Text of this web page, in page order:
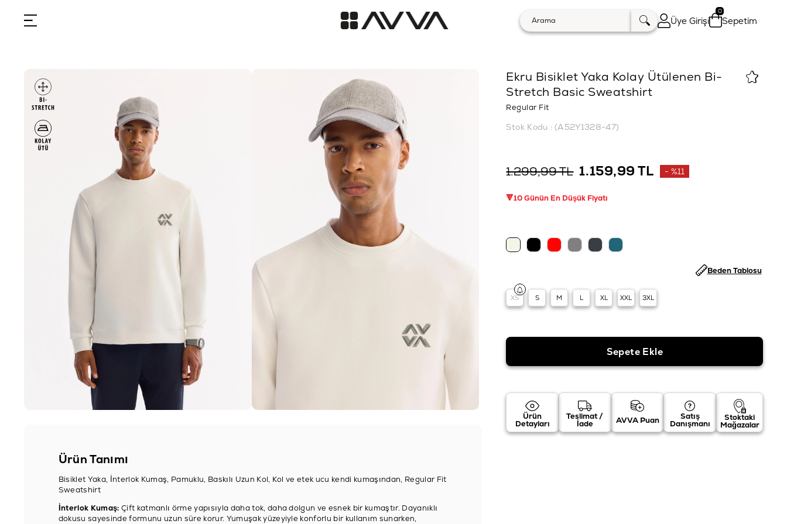
Üye Girişi Sepetim
0
Ürün Tanımı
Bisiklet Yaka, İnterlok Kumaş, Pamuklu, Baskılı Uzun Kol, Kol ve etek ucu kendi kumaşından, Regular Fit
Sweatshirt
İnterlok Kumaş: Çift katmanlı örme yapısıyla daha tok, daha dolgun ve esnek bir kumaştır. Dayanıklı
dokusu sayesinde formunu uzun süre korur. Yumuşak yüzeyiyle konforlu bir kullanım sunarken,
Ekru Bisiklet Yaka Kolay Ütülenen Bi-
Stretch Basic Sweatshirt
Regular Fit
Stok Kodu (A52Y1328-47)
1.299,99 TL 1.159,99 TL %11
🔻10 Günün En Düşük Fiyatı
XS S M L XL XXL 3XL
Beden Tablosu
Ürün
Detayları
Teslimat /
İade AVVA Puan Satış
Danışmanı
Stoktaki
Mağazalar